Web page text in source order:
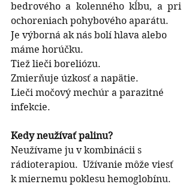
bedrového a kolenného kĺbu, a pri
ochoreniach pohybového aparátu.
Je výborná ak nás bolí hlava alebo
máme horúčku.
Tiež lieči boreliózu.
Zmierňuje úzkosť a napätie.
Lieči močový mechúr a parazitné
infekcie.
Kedy neužívať palinu?
Neužívame ju v kombinácii s
rádioterapiou.  Užívanie môže viesť
k miernemu poklesu hemoglobínu.